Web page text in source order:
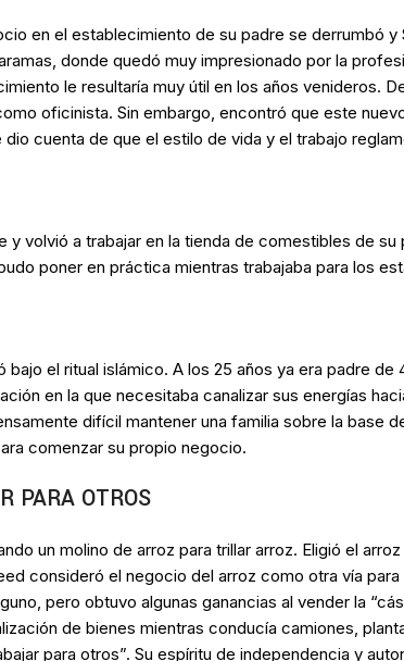
en el establecimiento de su padre se
donde quedó muy impresionado por la
le resultaría muy útil en los años venideros.
oficinista. Sin embargo, encontró que este
cuenta de que el estilo de vida y el trabajo
y volvió a trabajar en la tienda de comestibles de
poner en práctica mientras trabajaba para los
bajo el ritual islámico. A los 25 años ya era padre
en la que necesitaba canalizar sus energías
difícil mantener una familia sobre la base
comenzar su propio negocio.
PARA OTROS
un molino de arroz para trillar arroz. Eligió el
consideró el negocio del arroz como otra vía
pero obtuvo algunas ganancias al vender la
de bienes mientras conducía camiones,
para otros”. Su espíritu de independencia y